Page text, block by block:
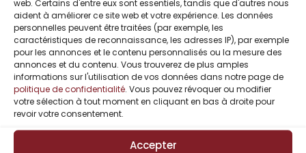
web. Certains d'entre eux sont essentiels, tandis que d'autres nous
aident à améliorer ce site web et votre expérience. Les données
personnelles peuvent être traitées (par exemple, les
caractéristiques de reconnaissance, les adresses IP), par exemple
pour les annonces et le contenu personnalisés ou la mesure des
annonces et du contenu. Vous trouverez de plus amples
informations sur l'utilisation de vos données dans notre page de
politique de confidentialité . Vous pouvez révoquer ou modifier
votre sélection à tout moment en cliquant en bas à droite pour
revoir votre consentement.
Accepter
Restez informés de nos
nouveautés !